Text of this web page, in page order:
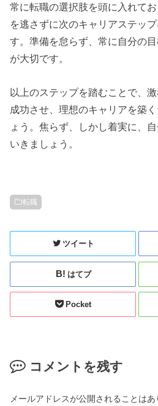
常に転職の選択肢を頭に入れて
を逃さずに次のキャリアステッ
す。準備を怠らず、常に自分の
が大切です。
以上のステップを踏むことで、
成功させ、理想のキャリアを築
ょう。焦らず、しかし着実に、
いきましょう。
転職
ツイート
はてブ
Pocket
コメントを残す
メールアドレスが公開されることはあ